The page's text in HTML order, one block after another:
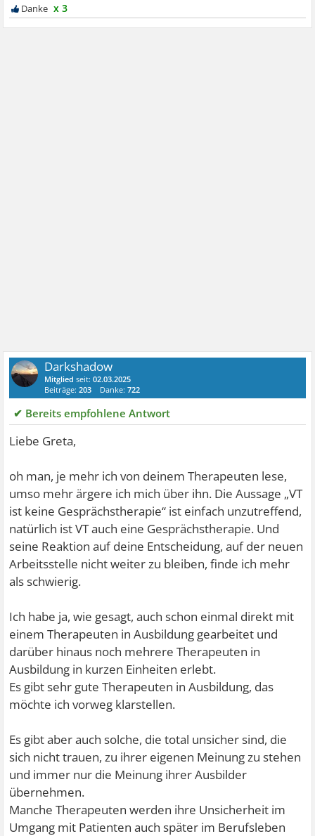
x 3
Darkshadow
Mitglied seit:02.03.2025
Beiträge:203 Danke:722
✔ Bereits empfohlene Antwort
Liebe Greta,
oh man, je mehr ich von deinem Therapeuten lese,
umso mehr ärgere ich mich über ihn. Die Aussage „VT
ist keine Gesprächstherapie“ ist einfach unzutreffend,
natürlich ist VT auch eine Gesprächstherapie. Und
seine Reaktion auf deine Entscheidung, auf der neuen
Arbeitsstelle nicht weiter zu bleiben, finde ich mehr
als schwierig.
Ich habe ja, wie gesagt, auch schon einmal direkt mit
einem Therapeuten in Ausbildung gearbeitet und
darüber hinaus noch mehrere Therapeuten in
Ausbildung in kurzen Einheiten erlebt.
Es gibt sehr gute Therapeuten in Ausbildung, das
möchte ich vorweg klarstellen.
Es gibt aber auch solche, die total unsicher sind, die
sich nicht trauen, zu ihrer eigenen Meinung zu stehen
und immer nur die Meinung ihrer Ausbilder
übernehmen.
Manche Therapeuten werden ihre Unsicherheit im
Umgang mit Patienten auch später im Berufsleben